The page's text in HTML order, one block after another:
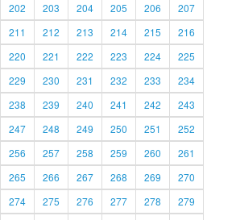
202 203 204 205 206
207
211 212 213 214 215
216
220 221 222 223 224
225
229 230 231 232 233
234
238 239 240 241 242
243
247 248 249 250 251
252
256 257 258 259 260
261
265 266 267 268 269
270
274 275 276 277 278
279